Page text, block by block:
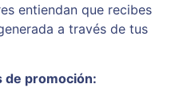
entiendan que recibes
a través de tus
de promoción: